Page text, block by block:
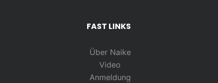
FAST LINKS
Über Naike
Video
Anmeldung